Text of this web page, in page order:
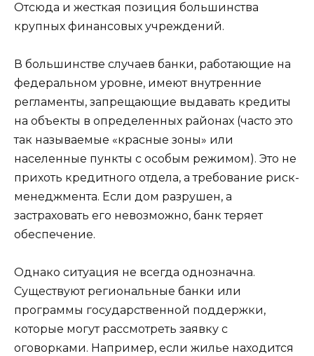
Отсюда и жесткая позиция большинства
крупных финансовых учреждений.
В большинстве случаев банки, работающие на
федеральном уровне, имеют внутренние
регламенты, запрещающие выдавать кредиты
на объекты в определенных районах (часто это
так называемые «красные зоны» или
населенные пункты с особым режимом). Это не
прихоть кредитного отдела, а требование риск-
менеджмента. Если дом разрушен, а
застраховать его невозможно, банк теряет
обеспечение.
Однако ситуация не всегда однозначна.
Существуют региональные банки или
программы государственной поддержки,
которые могут рассмотреть заявку с
оговорками. Например, если жилье находится